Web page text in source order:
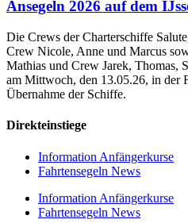
Ansegeln 2026 auf dem
Die Crews der Charterschiffe
Crew Nicole, Anne und Marcus
Mathias und Crew Jarek, Thomas,
am Mittwoch, den 13.05.26, in der
Übernahme der Schiffe.
Direkteinstiege
Information Anfängerkurse
Fahrtensegeln News
Information Anfängerkurse
Fahrtensegeln News